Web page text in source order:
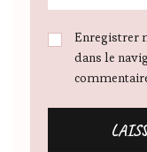
Enregistrer
dans le